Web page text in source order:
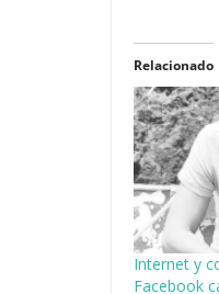
Relacionado
Internet y
Facebook